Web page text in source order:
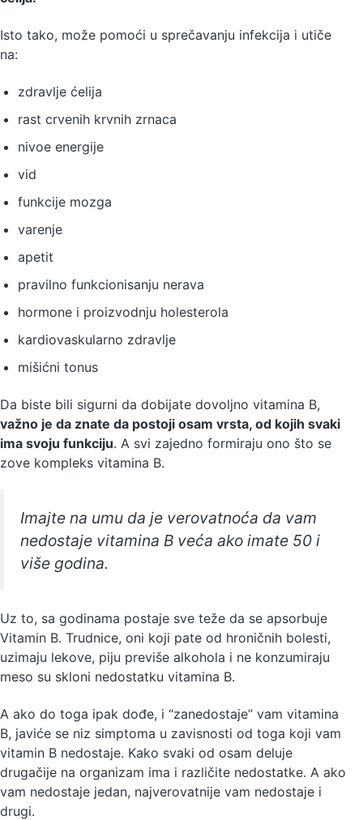
Isto tako, može pomoći u sprečavanju infekcija i utiče
na:
zdravlje ćelija
rast crvenih krvnih zrnaca
nivoe energije
vid
funkcije mozga
varenje
apetit
pravilno funkcionisanju nerava
hormone i proizvodnju holesterola
kardiovaskularno zdravlje
mišićni tonus
Da biste bili sigurni da dobijate dovoljno vitamina B,
važno je da znate da postoji osam vrsta, od kojih svaki
ima svoju funkciju. A svi zajedno formiraju ono što se
zove kompleks vitamina B.
Imajte na umu da je verovatnoća da vam
nedostaje vitamina B veća ako imate 50 i
više godina.
Uz to, sa godinama postaje sve teže da se apsorbuje
Vitamin B. Trudnice, oni koji pate od hroničnih bolesti,
uzimaju lekove, piju previše alkohola i ne konzumiraju
meso su skloni nedostatku vitamina B.
A ako do toga ipak dođe, i “zanedostaje” vam vitamina
B, javiće se niz simptoma u zavisnosti od toga koji vam
vitamin B nedostaje. Kako svaki od osam deluje
drugačije na organizam ima i različite nedostatke. A ako
vam nedostaje jedan, najverovatnije vam nedostaje i
drugi.